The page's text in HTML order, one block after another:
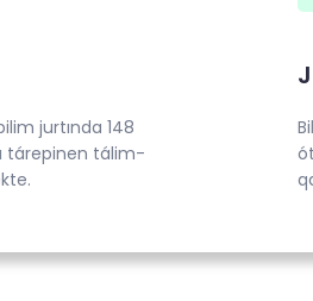
jurtında 148
tárepinen tálim-